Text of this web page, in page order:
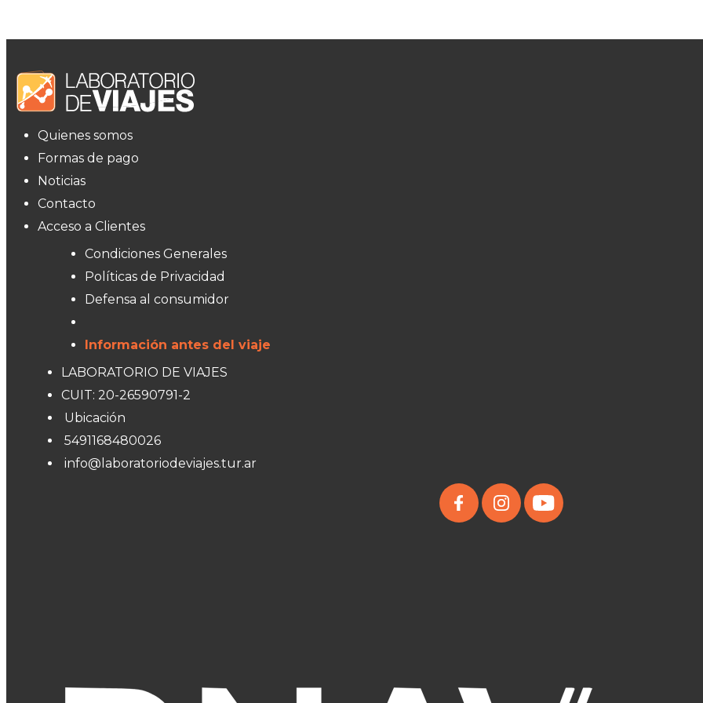
Quienes somos
Formas de pago
Noticias
Contacto
Acceso a Clientes
Condiciones Generales
Políticas de Privacidad
Defensa al consumidor
Información antes del viaje
LABORATORIO DE VIAJES
CUIT: 20-26590791-2
Ubicación
5491168480026
info@laboratoriodeviajes.tur.ar